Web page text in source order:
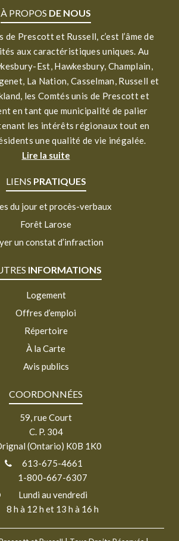
À PROPOS DE NOUS
de Prescott et Russell, c’est l’âme de
aux caractéristiques uniques. Au
Est, Hawkesbury, Champlain,
La Nation, Casselman, Russell et
les Comtés unis de Prescott et
en tant que municipalité de palier
les intérêts régionaux tout en
une qualité de vie inégalée.
Lire la suite
LIENS PRATIQUES
du jour et procès-verbaux
Forêt Larose
un constat d’infraction
INFORMATIONS
Logement
Offres d’emploi
Répertoire
À la Carte
Avis publics
COORDONNÉES
59, rue Court
C. P. 304
(Ontario) K0B 1K0
613-675-4661
1-800-667-6307
Lundi au vendredi
8 h à 12 h et 13 h à 16 h